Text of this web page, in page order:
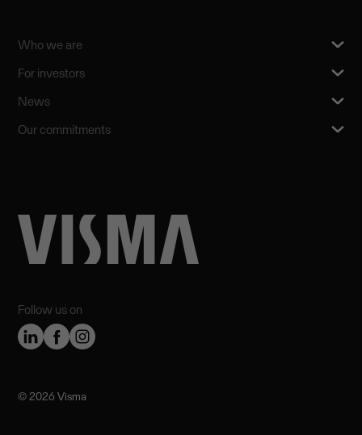
Follow us on
Who we are
For investors
News
Our commitments
©️ 2026 Visma